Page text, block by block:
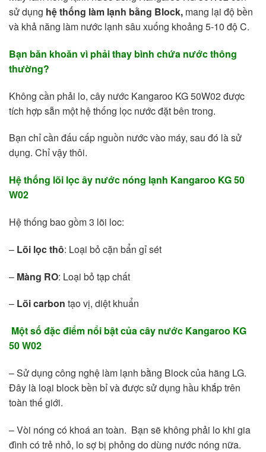
sử dụng hệ thống làm lạnh bằng Block, mang lại độ bền
và khả năng làm nước lạnh sâu xuống khoảng 5-10 độ C.
Bạn băn khoăn vì phải thay bình chứa nước thông
thường?
Không cần phải lo, cây nước Kangaroo KG 50W02 được
tích hợp sẵn một hệ thống lọc nước đặt bên trong.
Bạn chỉ cần đấu cấp nguồn nước vào máy, sau đó là sử
dụng. Chỉ vậy thôi.
Hệ thống lõi lọc ây nước nóng lạnh Kangaroo KG 50
W02
Hệ thống bao gồm 3 lõi loc:
– Lõi lọc thô: Loại bỏ cặn bẩn gỉ sét
– Màng RO: Loại bỏ tạp chất
– Lõi carbon tạo vị, diệt khuẩn
Một số đặc điểm nổi bật của cây nước Kangaroo KG
50 W02
– Sử dụng công nghệ làm lạnh bằng Block của hãng LG.
Đây là loại block bền bỉ và được sử dụng hầu khắp trên
toàn thế giới.
– Vòi nóng có khoá an toàn. Bạn sẽ không phải lo khi gia
đình có trẻ nhỏ, lo sợ bị phỏng do dùng nước nóng nữa.